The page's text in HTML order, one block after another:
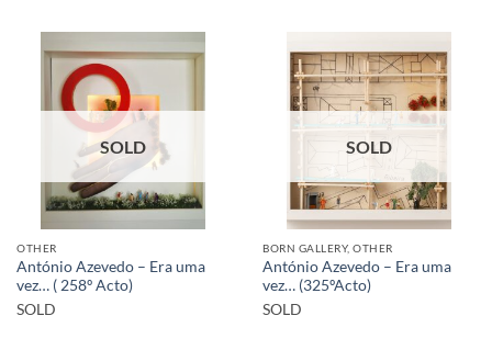
SOLD
OTHER
António Azevedo – Era uma
vez… ( 258º Acto)
SOLD
SOLD
BORN GALLERY, OTHER
António Azevedo – Era uma
vez… (325ºActo)
SOLD